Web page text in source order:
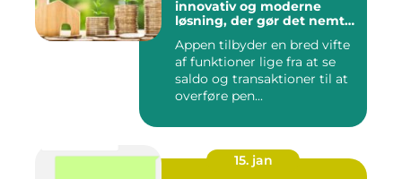
innovativ og moderne
løsning, der gør det nemt
at administrere deres
økonomiske forhold
Appen tilbyder en bred vifte
af funktioner lige fra at se
saldo og transaktioner til at
overføre pen...
15. jan